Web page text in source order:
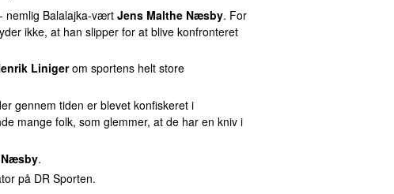
nemlig Balalajka-vært Jens Malthe Næsby. For
ikke, at han slipper for at blive konfronteret
Linigerom sportens helt store
gennem tiden er blevet konfiskeret i
mange folk, som glemmer, at de har en kniv i
.
på DR Sporten.